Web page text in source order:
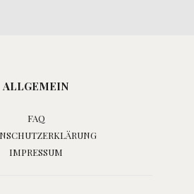
ALLGEMEIN
FAQ
IMPRESSUM